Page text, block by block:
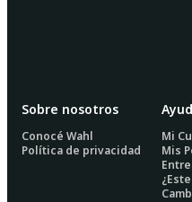
Sobre nosotros
Conocé Wahl
Política de privacidad
Mi
Mis